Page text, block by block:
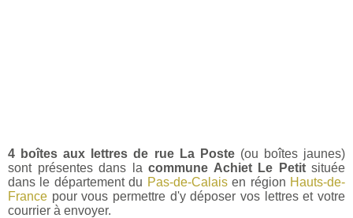
4 boîtes aux lettres de rue La Poste(ou boîtes jaunes)
sont présentes dans la commune Achiet Le Petitsituée
dans le département du Pas-de-Calaisen région Hauts-de-
France pour vous permettre d'y déposer vos lettres et votre
courrier à envoyer.